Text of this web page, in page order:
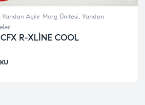
Açılır Morg Ünitesi, Yandan
R-XLİNE COOL